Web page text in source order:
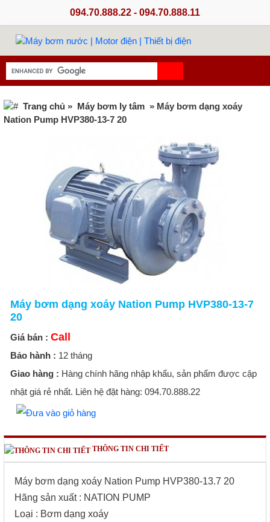
094.70.888.22 - 094.70.888.11
Trang chủ » Máy bơm ly tâm » Máy bơm dạng xoáy
Nation Pump HVP380-13-7 20
Máy bơm dạng xoáy Nation Pump HVP380-13-7
20
Giá bán : Call
Bảo hành : 12 tháng
Giao hàng : Hàng chính hãng nhập khẩu, sản phẩm được cập
nhật giá rẻ nhất. Liên hệ đặt hàng: 094.70.888.22
THÔNG TIN CHI TIẾT
Máy bơm dạng xoáy Nation Pump HVP380-13.7 20
Hãng sản xuất : NATION PUMP
Loại : Bơm dạng xoáy